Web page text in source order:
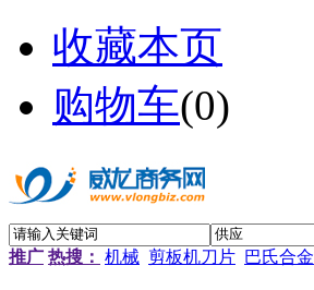
收藏本页
购物车(0)
推广 热搜： 机械 剪板机刀片 巴氏合金